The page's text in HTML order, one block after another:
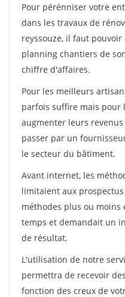
Pour pérénniser votre
dans les travaux de
reyssouze, il faut
planning chantiers de
chiffre d'affaires.
Pour les meilleurs
parfois suffire mais pour
augmenter leurs
passer par un
le secteur du bâtiment.
Avant internet, les
limitaient aux
méthodes plus ou
temps et demandait un
de résultat.
L'utilisation de notre
permettra de recevoir
fonction des creux de